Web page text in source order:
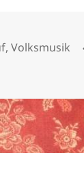
,Volksmusik